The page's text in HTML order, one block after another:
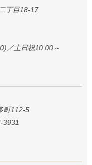
丁目18-17
／土日祝10:00～
町112-5
3931